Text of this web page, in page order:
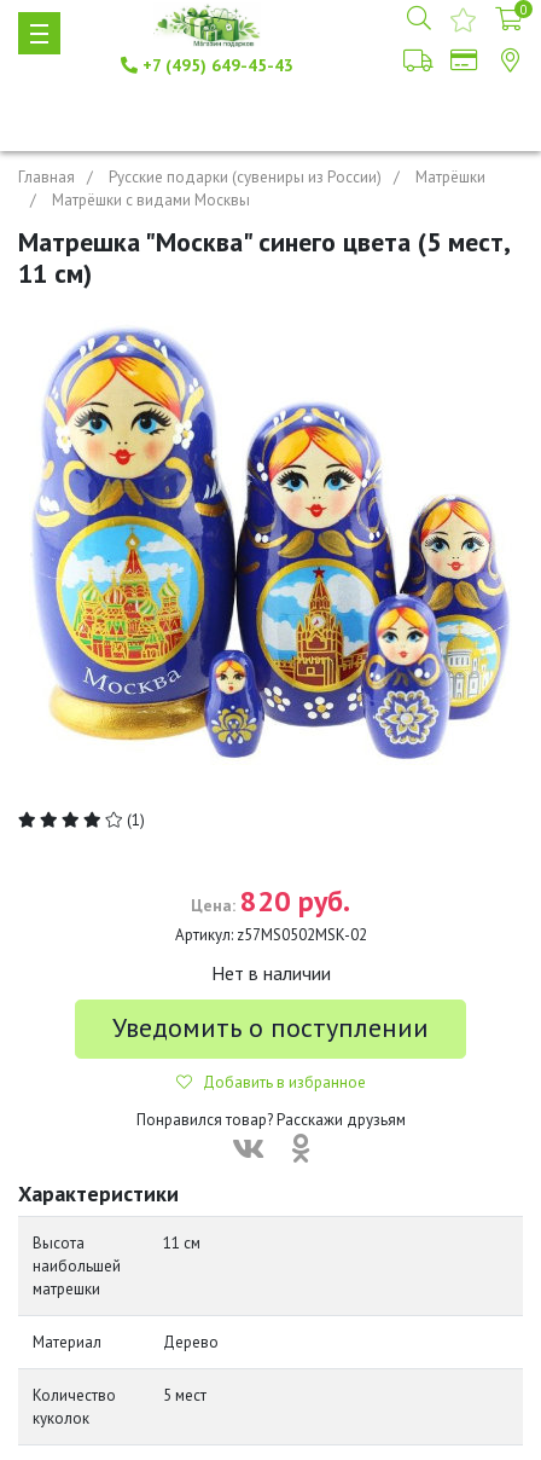
+7 (495) 649-45-43
0
Главная Русские подарки (сувениры из России)
Матрёшки
Матрёшки с видами Москвы
Матрешка "Москва" синего цвета (5 мест,
11 см)
(1)
Цена: 820 руб.
Артикул: z57MS0502MSK-02
Нет в наличии
Уведомить о поступлении
Добавить в избранное
Понравился товар? Расскажи друзьям
Характеристики
Высота
наибольшей
матрешки
11 см
Материал Дерево
Количество
куколок
5 мест